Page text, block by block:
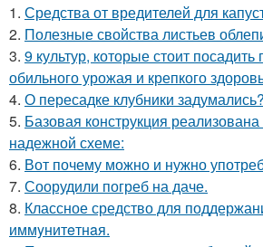
1. Средства от вредителей для
2. Полезные свойства листьев
3. 9 культур, которые стоит
обильного урожая и крепкого
4. О пересадке клубники задумались?
5. Базовая конструкция
надежной схеме:
6. Вот почему можно и нужно
7. Соорудили погреб на даче.
8. Классное средство для
иммyнитeтнaя.